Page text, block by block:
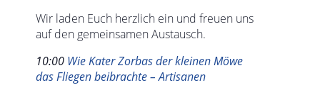
Wir laden Euch herzlich ein und freuen uns
auf den gemeinsamen Austausch.
10:00 Wie Kater Zorbas der kleinen Möwe
das Fliegen beibrachte – Artisanen